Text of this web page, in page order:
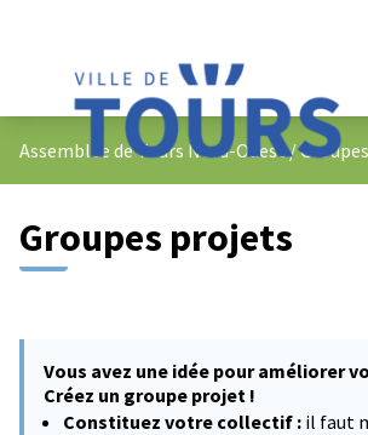
Assemblée de Tours Nord-Ouest/
Groupes projets
Vous avez une idée pour améliorer
Créez un groupe projet !
Constituez votre collectif : il faut